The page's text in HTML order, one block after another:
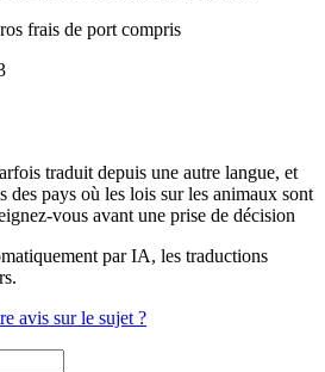
frais de port compris
traduit depuis une autre langue, et
des pays où les lois sur les animaux sont
vous avant une prise de décision
par IA, les traductions
avis sur le sujet ?